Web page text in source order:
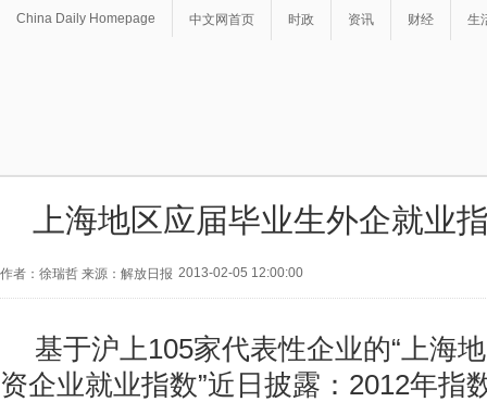
China Daily Homepage 中文网首页 时政 资讯 财经 生
上海地区应届毕业生外企就业
作者：徐瑞哲 来源：解放日报 2013-02-05 12:00:00
基于沪上105家代表性企业的“上海
资企业就业指数”近日披露：2012年指